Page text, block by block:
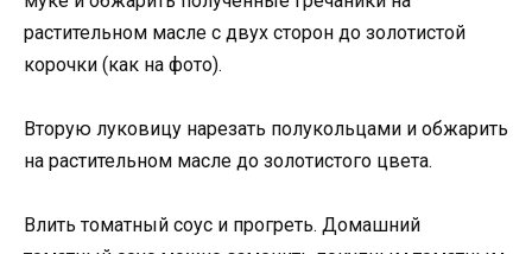
растительном масле с двух сторон до золотистой
корочки (как на фото).
Вторую луковицу нарезать полукольцами и обжарить
на растительном масле до золотистого цвета.
Влить томатный соус и прогреть. Домашний